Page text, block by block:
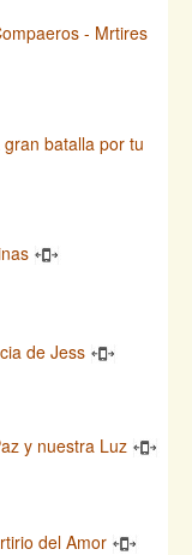
- Mrtires
batalla por tu
de Jess
y nuestra Luz
del Amor